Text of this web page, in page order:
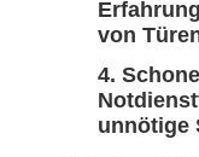
von
unnötige